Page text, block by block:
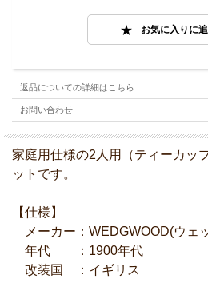
返品についての詳細はこちら
お問い合わせ
家庭用仕様の2人用（ティーカッ
ットです。
【仕様】
メーカー：WEDGWOOD(ウェ
年代 ：1900年代
改装国 ：イギリス